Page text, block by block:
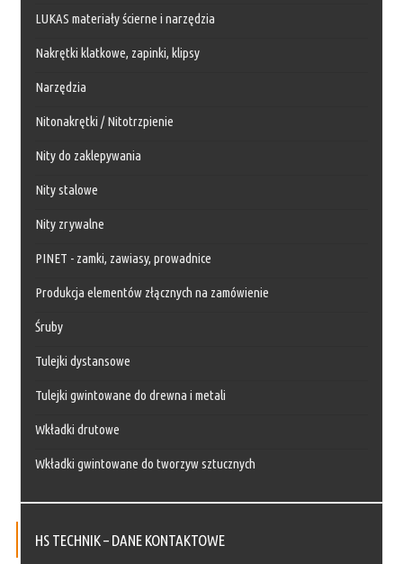
LUKAS materiały ścierne i narzędzia
Nakrętki klatkowe, zapinki, klipsy
Narzędzia
Nitonakrętki / Nitotrzpienie
Nity do zaklepywania
Nity stalowe
Nity zrywalne
PINET - zamki, zawiasy, prowadnice
Produkcja elementów złącznych na zamówienie
Śruby
Tulejki dystansowe
Tulejki gwintowane do drewna i metali
Wkładki drutowe
Wkładki gwintowane do tworzyw sztucznych
HS TECHNIK – DANE KONTAKTOWE